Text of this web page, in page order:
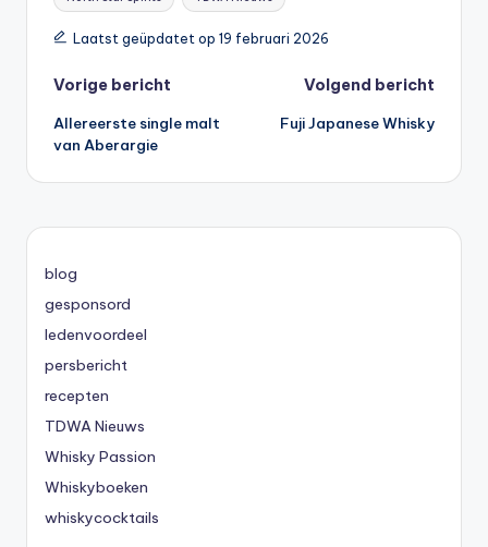
Laatst geüpdatet op 19 februari 2026
Bericht
navigatie
Vorige bericht
Allereerste single malt
van Aberargie
Volgend bericht
Fuji Japanese Whisky
blog
gesponsord
ledenvoordeel
persbericht
recepten
TDWA Nieuws
Whisky Passion
Whiskyboeken
whiskycocktails